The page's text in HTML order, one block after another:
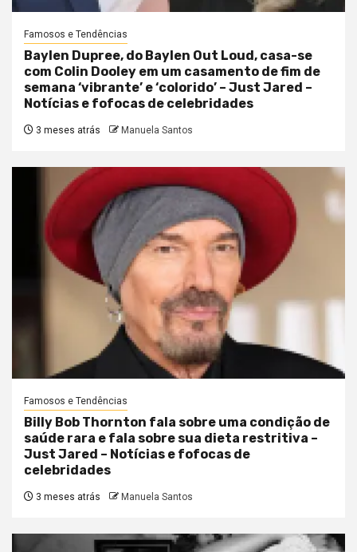
Famosos e Tendências
Baylen Dupree, do Baylen Out Loud, casa-se
com Colin Dooley em um casamento de fim de
semana ‘vibrante’ e ‘colorido’ – Just Jared –
Notícias e fofocas de celebridades
3 meses atrás Manuela Santos
Famosos e Tendências
Billy Bob Thornton fala sobre uma condição de
saúde rara e fala sobre sua dieta restritiva –
Just Jared – Notícias e fofocas de
celebridades
3 meses atrás Manuela Santos